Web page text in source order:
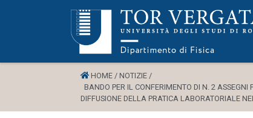
HOME / NOTIZIE /
BANDO PER IL CONFERIMENTO DI N. 2
DIFFUSIONE DELLA PRATICA LABORATORIALE